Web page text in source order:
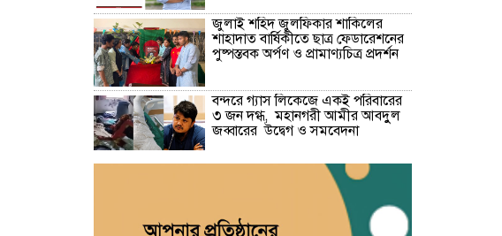
​জুলাই শহিদ জুলফিকার শাকিলের
শাহাদাত বার্ষিকীতে ছাত্র ফেডারেশনের
পুষ্পস্তবক অর্পণ ও প্রামাণ্যচিত্র প্রদর্শন
বন্দরে গ্যাস লিকেজে একই পরিবারের
৩ জন দগ্ধ, মহানগরী আমীর আবদুুল
জব্বারের উদ্বেগ ও সমবেদনা
মাদক ও ছিনতাই এর বিরুদ্ধে ১নং
বাবুরাইলে প্রস্তুতিমূলক আলোচনা সভা